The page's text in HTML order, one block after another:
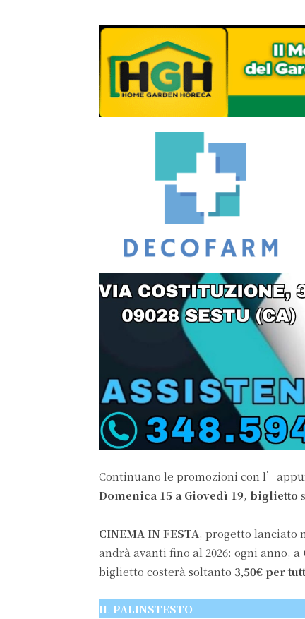
Continuano le promozioni con
Domenica 15 a Giovedì 19, biglietto
CINEMA IN FESTA, progetto lanciato
andrà avanti fino al 2026: ogni anno, a
biglietto costerà soltanto 3,50€ per
IL PALINSTESTO